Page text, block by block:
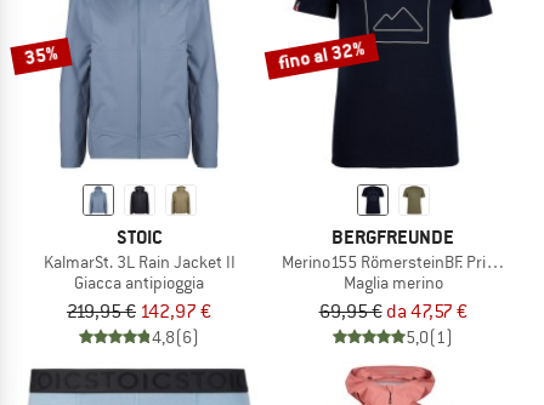
35%
STOIC
KalmarSt. 3L Rain Jacket II
Giacca antipioggia
219,95 € 142,97 €
4,8(6)
fino al 32%
BERGFREUNDE
Merino155 RömersteinBF. Print Tee
Maglia merino
69,95 € da 47,57 €
5,0(1)